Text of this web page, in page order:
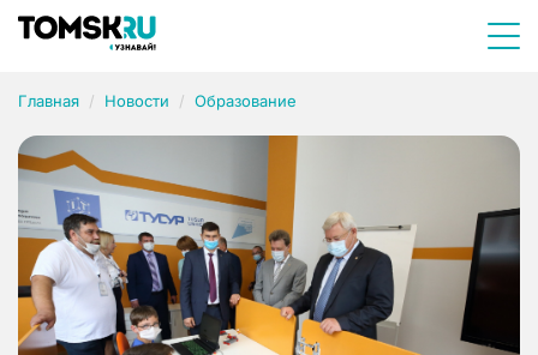
Главная Новости Образование